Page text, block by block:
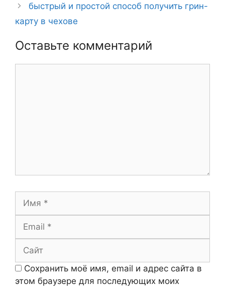
быстрый и простой способ получить грин-
карту в чехове
Оставьте комментарий
Имя
Email
Сайт
Сохранить моё имя, email и адрес сайта в
этом браузере для последующих моих